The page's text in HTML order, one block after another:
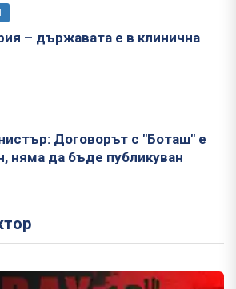
– държавата е в клинична
Договорът с "Боташ" е
няма да бъде публикуван